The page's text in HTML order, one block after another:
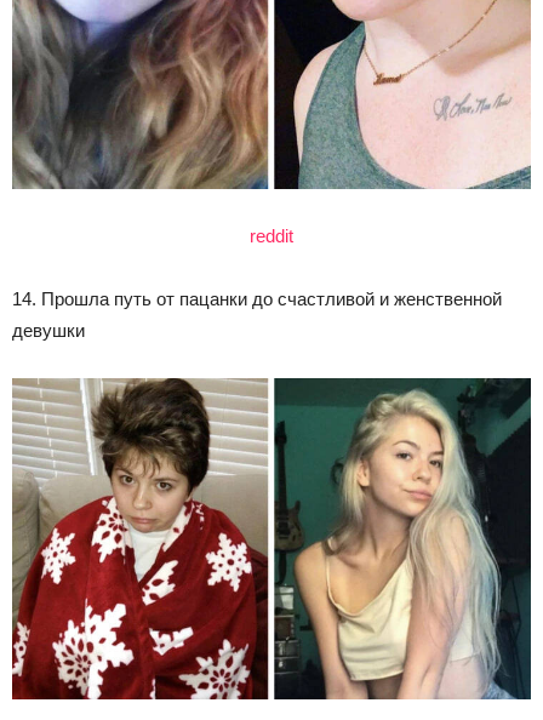
reddit
14. Прошла путь от пацанки до счастливой и женственной
девушки